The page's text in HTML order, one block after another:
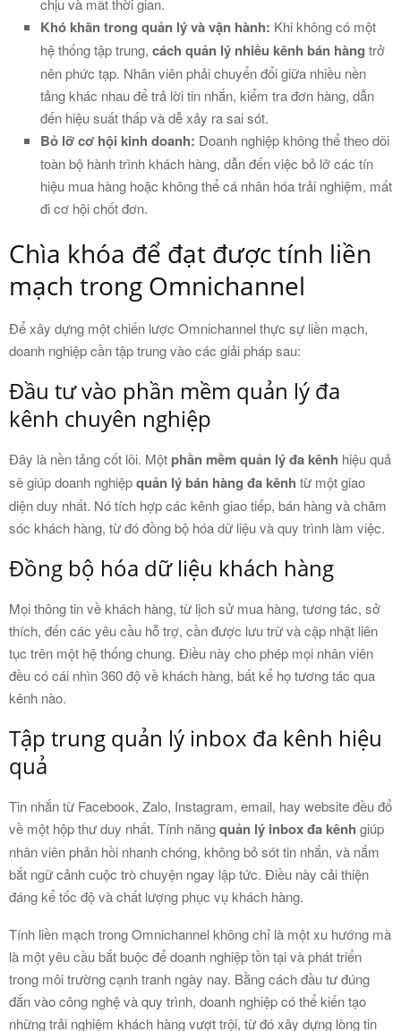
Khó khăn trong quản lý và vận hành: Khi không có một
hệ thống tập trung, cách quản lý nhiều kênh bán hàng trở
nên phức tạp. Nhân viên phải chuyển đổi giữa nhiều nền
tảng khác nhau để trả lời tin nhắn, kiểm tra đơn hàng, dẫn
đến hiệu suất thấp và dễ xảy ra sai sót.
Bỏ lỡ cơ hội kinh doanh: Doanh nghiệp không thể theo dõi
toàn bộ hành trình khách hàng, dẫn đến việc bỏ lỡ các tín
hiệu mua hàng hoặc không thể cá nhân hóa trải nghiệm, mất
đi cơ hội chốt đơn.
Chìa khóa để đạt được tính liền
mạch trong Omnichannel
Để xây dựng một chiến lược Omnichannel thực sự liền mạch,
doanh nghiệp cần tập trung vào các giải pháp sau:
Đầu tư vào phần mềm quản lý đa
kênh chuyên nghiệp
Đây là nền tảng cốt lõi. Một phần mềm quản lý đa kênh hiệu quả
sẽ giúp doanh nghiệpquản lý bán hàng đa kênh từ một giao
diện duy nhất. Nó tích hợp các kênh giao tiếp, bán hàng và chăm
sóc khách hàng, từ đó đồng bộ hóa dữ liệu và quy trình làm việc.
Đồng bộ hóa dữ liệu khách hàng
Mọi thông tin về khách hàng, từ lịch sử mua hàng, tương tác, sở
thích, đến các yêu cầu hỗ trợ, cần được lưu trữ và cập nhật liên
tục trên một hệ thống chung. Điều này cho phép mọi nhân viên
đều có cái nhìn 360 độ về khách hàng, bất kể họ tương tác qua
kênh nào.
Tập trung quản lý inbox đa kênh hiệu
quả
Tin nhắn từ Facebook, Zalo, Instagram, email, hay website đều đổ
về một hộp thư duy nhất. Tính năngquản lý inbox đa kênh giúp
nhân viên phản hồi nhanh chóng, không bỏ sót tin nhắn, và nắm
bắt ngữ cảnh cuộc trò chuyện ngay lập tức. Điều này cải thiện
đáng kể tốc độ và chất lượng phục vụ khách hàng.
Tính liền mạch trong Omnichannel không chỉ là một xu hướng mà
là một yêu cầu bắt buộc để doanh nghiệp tồn tại và phát triển
trong môi trường cạnh tranh ngày nay. Bằng cách đầu tư đúng
đắn vào công nghệ và quy trình, doanh nghiệp có thể kiến tạo
những trải nghiệm khách hàng vượt trội, từ đó xây dựng lòng tin